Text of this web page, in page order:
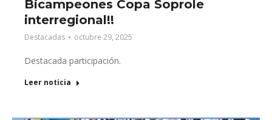
Bicampeones Copa Soprole
interregional!!
Destacadas octubre 29, 2025
Destacada participación.
Leer noticia